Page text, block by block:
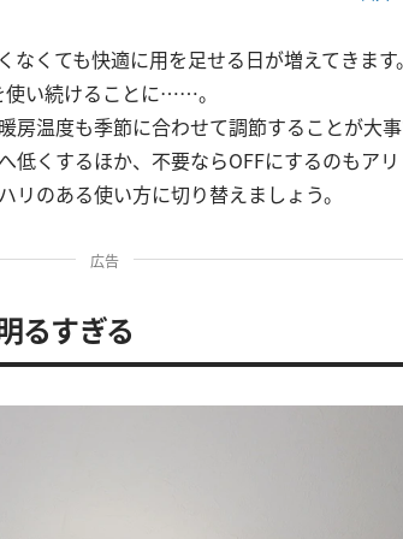
なくても快適に用を足せる日が増えてきま
使い続けることに……。
温度も季節に合わせて調節することが大事
くするほか、不要ならOFFにするのもア
のある使い方に切り替えましょう。
広告
るすぎる